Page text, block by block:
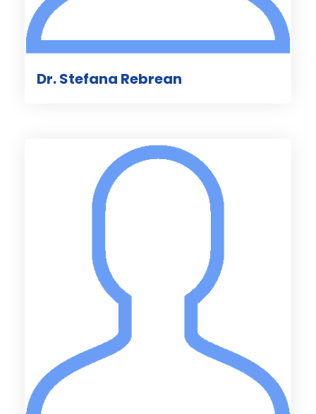
Dr. Stefana Rebrean